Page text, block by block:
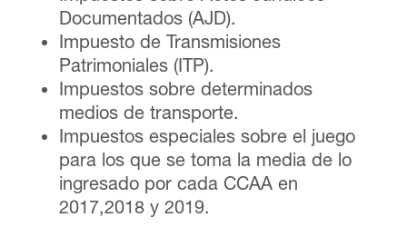
Documentados (AJD).
Impuesto de Transmisiones
Patrimoniales (ITP).
Impuestos sobre determinados
medios de transporte.
Impuestos especiales sobre el juego
para los que se toma la media de lo
ingresado por cada CCAA en
2017,2018 y 2019.